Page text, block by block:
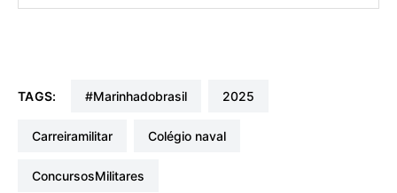
TAGS: #marinhadobrasil 2025
carreiramilitar colégio naval
ConcursosMilitares